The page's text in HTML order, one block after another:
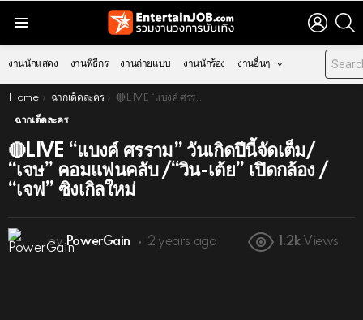
LOGIN
งานนักแสดง งานพิธีกร งานถ่ายแบบ งานนักร้อง งานอื่นๆ
You are here:
Home ฉากเด็ดละคร 🔴LIVE “แบงค์ ศรราม” วันเกิดปีนี้จัดเต็ม/ “เจษ” คอมแฟนคลับ /“วิน-เต้ย” เปิดกล้อง / “เจฟ” ซิงเกิลใหม่
ฉากเด็ดละคร
🔴LIVE “แบงค์ ศรราม” วันเกิดปีนี้จัดเต็ม/
“เจษ” คอมแฟนคลับ /“วิน-เต้ย” เปิดกล้อง /
“เจฟ” ซิงเกิลใหม่
by PowerGain 2 years ago 1.2k Views